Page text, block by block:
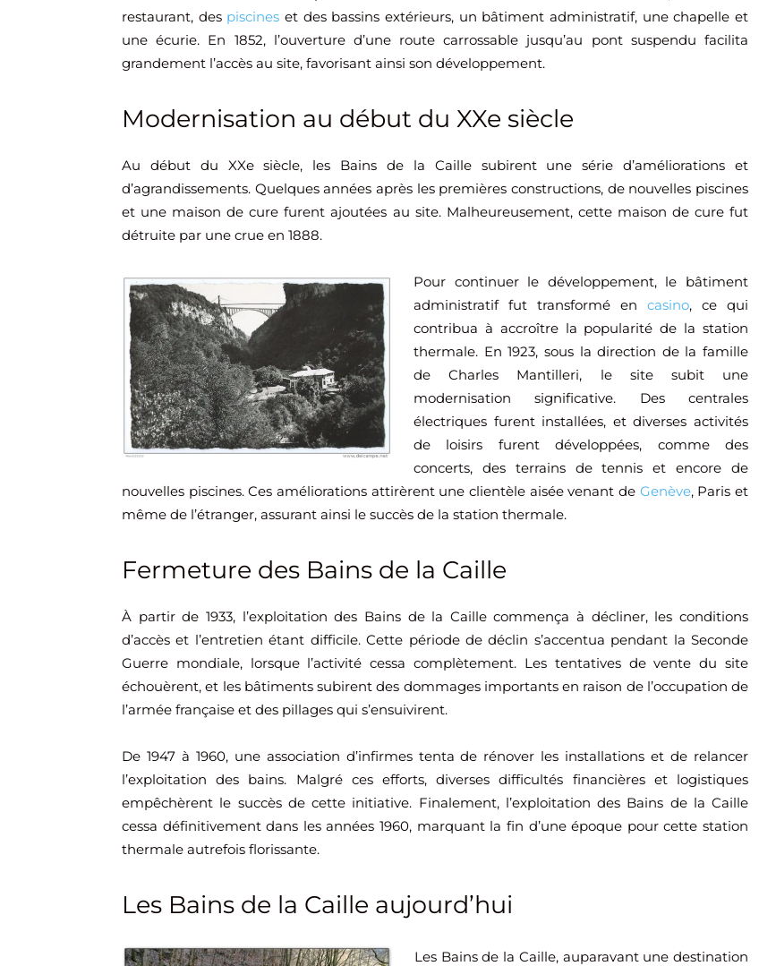
restaurant, des piscines et des bassins extérieurs, un bâtiment administratif, une chapelle et
une écurie. En 1852, l’ouverture d’une route carrossable jusqu’au pont suspendu facilita
grandement l’accès au site, favorisant ainsi son développement.
Modernisation au début du XXe siècle
Au début du XXe siècle, les Bains de la Caille subirent une série d’améliorations et
d’agrandissements. Quelques années après les premières constructions, de nouvelles piscines
et une maison de cure furent ajoutées au site. Malheureusement, cette maison de cure fut
détruite par une crue en 1888.
Pour continuer le développement, le bâtiment
administratif fut transformé en casino, ce qui
contribua à accroître la popularité de la station
thermale. En 1923, sous la direction de la famille
de Charles Mantilleri, le site subit une
modernisation significative. Des centrales
électriques furent installées, et diverses activités
de loisirs furent développées, comme des
concerts, des terrains de tennis et encore de
nouvelles piscines. Ces améliorations attirèrent une clientèle aisée venant de Genève, Paris et
même de l’étranger, assurant ainsi le succès de la station thermale.
Fermeture des Bains de la Caille
À partir de 1933, l’exploitation des Bains de la Caille commença à décliner, les conditions
d’accès et l’entretien étant difficile. Cette période de déclin s’accentua pendant la Seconde
Guerre mondiale, lorsque l’activité cessa complètement. Les tentatives de vente du site
échouèrent, et les bâtiments subirent des dommages importants en raison de l’occupation de
l’armée française et des pillages qui s’ensuivirent.
De 1947 à 1960, une association d’infirmes tenta de rénover les installations et de relancer
l’exploitation des bains. Malgré ces efforts, diverses difficultés financières et logistiques
empêchèrent le succès de cette initiative. Finalement, l’exploitation des Bains de la Caille
cessa définitivement dans les années 1960, marquant la fin d’une époque pour cette station
thermale autrefois florissante.
Les Bains de la Caille aujourd’hui
Les Bains de la Caille, auparavant une destination